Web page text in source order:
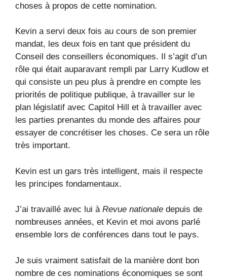
choses à propos de cette nomination.
Kevin a servi deux fois au cours de son premier
mandat, les deux fois en tant que président du
Conseil des conseillers économiques. Il s’agit d’un
rôle qui était auparavant rempli par Larry Kudlow et
qui consiste un peu plus à prendre en compte les
priorités de politique publique, à travailler sur le
plan législatif avec Capitol Hill et à travailler avec
les parties prenantes du monde des affaires pour
essayer de concrétiser les choses. Ce sera un rôle
très important.
Kevin est un gars très intelligent, mais il respecte
les principes fondamentaux.
J’ai travaillé avec lui à Revue nationale depuis de
nombreuses années, et Kevin et moi avons parlé
ensemble lors de conférences dans tout le pays.
Je suis vraiment satisfait de la manière dont bon
nombre de ces nominations économiques se sont